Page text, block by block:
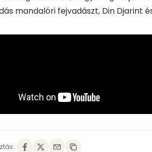
mandalóri fejvadászt, Din Djarint